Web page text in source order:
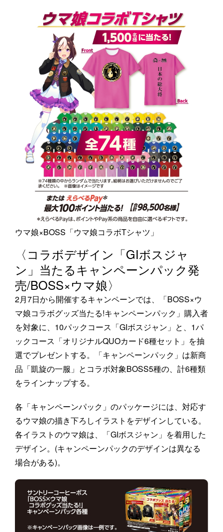
ウマ娘×BOSS「ウマ娘コラボTシャツ」
〈コラボデザイン「GIボスジャ
ン」当たるキャンペーンパック発
売/BOSS×ウマ娘〉
2月7日から開催するキャンペーンでは、「BOSS×ウ
マ娘コラボグッズ当たる!キャンペーンパック」購入者
を対象に、10パックコース「GIボスジャン」と、1パ
ックコース「オリジナルQUOカード6種セット」を抽
選でプレゼントする。「キャンペーンパック」は新商
品「凱旋の一服」とコラボ対象BOSS5種の、計6種類
をラインナップする。
各「キャンペーンパック」のパッケージには、対応す
るウマ娘の描き下ろしイラストをデザインしている。
各イラストのウマ娘は、「GIボスジャン」を着用した
デザイン。(キャンペーンパックのデザインは異なる
場合がある)。